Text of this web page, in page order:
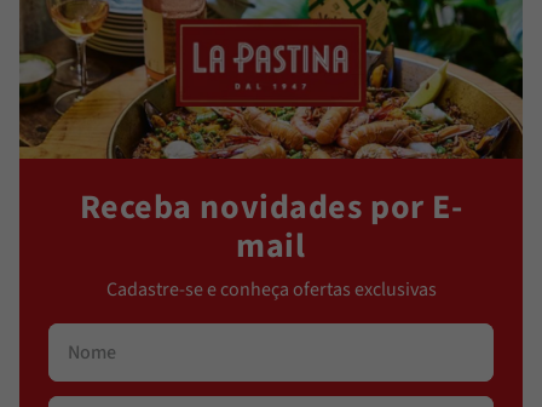
Receba novidades por E-
mail
Cadastre-se e conheça ofertas exclusivas